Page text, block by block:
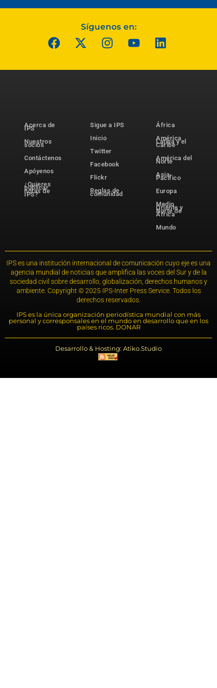
Síguenos en:
Acerca de
IPS
Nuestros
socios
Contáctenos
Apóyenos
¿Quieres
publicar
notas de
IPS?
Sigue a IPS
Inicio
Twitter
Facebook
Flickr
Reglas de
comunidad
África
América
Latina y el
Caribe
América del
Norte
Asia-
Pacífico
Europa
Medio
Oriente y
Norte de
África
Mundo
IPS es una institución internacional de comunicación cuyo eje es una
agencia mundial de noticias que amplifica las voces del Sur y de la
sociedad civil sobre desarrollo, globalización, derechos humanos y
ambiente. Copyright © 2025 IPS-Inter Press Service. Todos los
derechos reservados.
IPS es la única organización periodística mundial con más
personal y corresponsales en el mundo en desarrollo que en los
países ricos. DONAR
Desarrollo & Hosting: Atiko.Studio